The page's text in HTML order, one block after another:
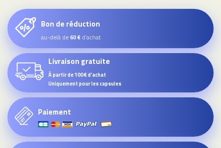
Bon de réduction
au-delà de60 € d’achat
Livraison gratuite
À partir de 100€ d'achat
Uniquement pour les capsules
Paiement